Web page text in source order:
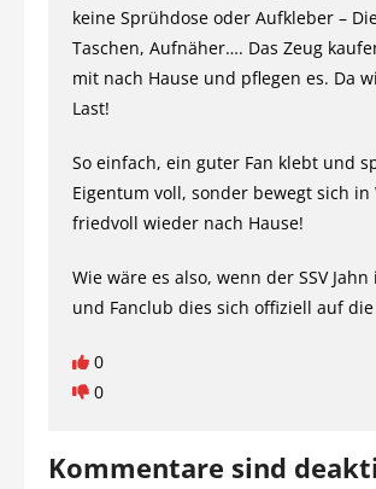
keine Sprühdose oder Aufkleber –
Taschen, Aufnäher…. Das Zeug
mit nach Hause und pflegen es. Da
Last!
So einfach, ein guter Fan klebt und
Eigentum voll, sonder bewegt sich
friedvoll wieder nach Hause!
Wie wäre es also, wenn der SSV
und Fanclub dies sich offiziell auf
0
0
Kommentare sind